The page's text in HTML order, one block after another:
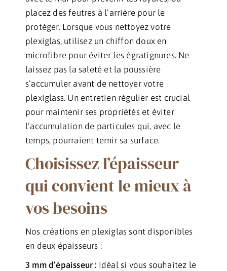
placez des feutres à l’arrière pour le
protéger. Lorsque vous nettoyez votre
plexiglas, utilisez un chiffon doux en
microfibre pour éviter les égratignures. Ne
laissez pas la saleté et la poussière
s’accumuler avant de nettoyer votre
plexiglass. Un entretien régulier est crucial
pour maintenir ses propriétés et éviter
l’accumulation de particules qui, avec le
temps, pourraient ternir sa surface.
Choisissez l’épaisseur
qui convient le mieux à
vos besoins
Nos créations en plexiglas sont disponibles
en deux épaisseurs :
3 mm d’épaisseur : Idéal si vous souhaitez le